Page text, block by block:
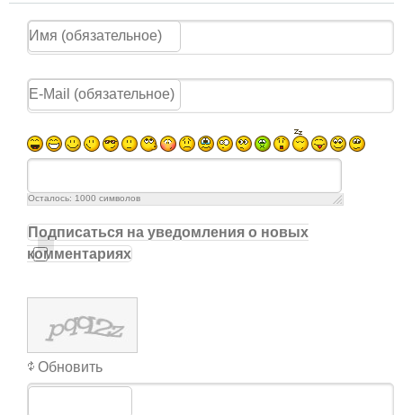
Осталось: 1000 символов
Подписаться на уведомления о новых
комментариях
Обновить